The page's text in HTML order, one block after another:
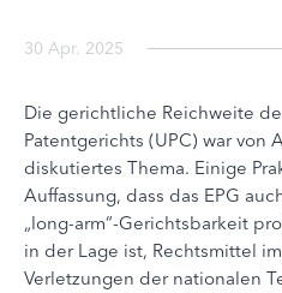
30 Apr. 2025
Die gerichtliche Reichweite
Patentgerichts (UPC) war von
diskutiertes Thema. Einige
Auffassung, dass das EPG
„long-arm“-Gerichtsbarkeit
in der Lage ist, Rechtsmittel
Verletzungen der nationalen